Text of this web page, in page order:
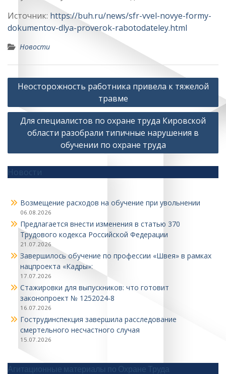
Источник: https://buh.ru/news/sfr-vvel-novye-formy-
dokumentov-dlya-proverok-rabotodateley.html
Новости
Навигация
записям
Неосторожность работника привела к тяжелой
травме
Для специалистов по охране труда Кировской
области разобрали типичные нарушения в
обучении по охране труда
Новости
Возмещение расходов на обучение при увольнении
06.08.2026
Предлагается внести изменения в статью 370
Трудового кодекса Российской Федерации
21.07.2026
Завершилось обучение по профессии «Швея» в рамках
нацпроекта «Кадры»:
17.07.2026
Стажировки для выпускников: что готовит
законопроект № 1252024‑8
16.07.2026
Гострудинспекция завершила расследование
смертельного несчастного случая
15.07.2026
Агитационные материалы по Охране Труда